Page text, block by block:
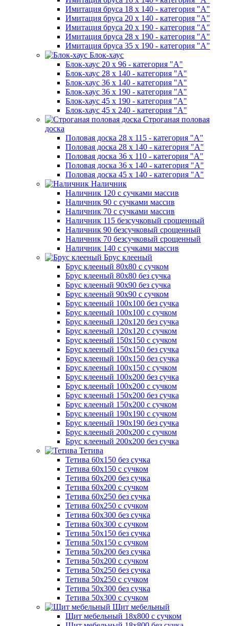
Имитация бруса 18 х 140 - категория "А"
Имитация бруса 20 х 140 - категория "А"
Имитация бруса 20 х 190 - категория "А"
Имитация бруса 28 х 190 - категория "А"
Имитация бруса 35 х 190 - категория "А"
Блок-хаус
Блок-хаус 20 х 96 - категория "А"
Блок-хаус 28 х 140 - категория "А"
Блок-хаус 36 х 140 - категория "А"
Блок-хаус 36 х 190 - категория "А"
Блок-хаус 45 х 190 - категория "А"
Блок-хаус 45 х 240 - категория "А"
Строганая половая
доска
Половая доска 28 х 115 - категория "А"
Половая доска 28 х 140 - категория "А"
Половая доска 36 х 110 - категория "А"
Половая доска 36 х 140 - категория "А"
Половая доска 45 х 140 - категория "А"
Наличник
Наличник 120 с сучками массив
Наличник 90 с сучками массив
Наличник 70 с сучками массив
Наличник 115 безсучковый срощенный
Наличник 90 безсучковый срощенный
Наличник 70 безсучковый срощенный
Наличник 140 с сучками массив
Брус клееный
Брус клееный 80х80 с сучком
Брус клееный 80х80 без сучка
Брус клееный 90х90 без сучка
Брус клееный 90х90 с сучком
Брус клееный 100х100 без сучка
Брус клееный 100х100 с сучком
Брус клееный 120х120 без сучка
Брус клееный 120х120 с сучком
Брус клееный 150х150 с сучком
Брус клееный 150х150 без сучка
Брус клееный 100х150 без сучка
Брус клееный 100х150 с сучком
Брус клееный 100х200 без сучка
Брус клееный 100х200 с сучком
Брус клееный 150х200 без сучка
Брус клееный 150х200 с сучком
Брус клееный 190х190 с сучком
Брус клееный 190х190 без сучка
Брус клееный 200х200 с сучком
Брус клееный 200х200 без сучка
Тетива
Тетива 60х150 без сучка
Тетива 60х150 с сучком
Тетива 60х200 без сучка
Тетива 60х200 с сучком
Тетива 60х250 без сучка
Тетива 60х250 с сучком
Тетива 60х300 без сучка
Тетива 60х300 с сучком
Тетива 50х150 без сучка
Тетива 50х150 с сучком
Тетива 50х200 без сучка
Тетива 50х200 с сучком
Тетива 50х250 без сучка
Тетива 50х250 с сучком
Тетива 50х300 без сучка
Тетива 50х300 с сучком
Щит мебельный
Щит мебельный 18х800 с сучком